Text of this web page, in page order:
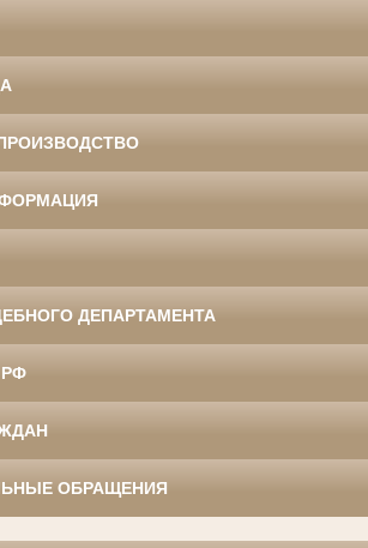
ДЕПАРТАМЕНТА
ОБРАЩЕНИЯ